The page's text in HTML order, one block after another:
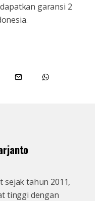
garansi 2
sejak tahun 2011,
tinggi dengan